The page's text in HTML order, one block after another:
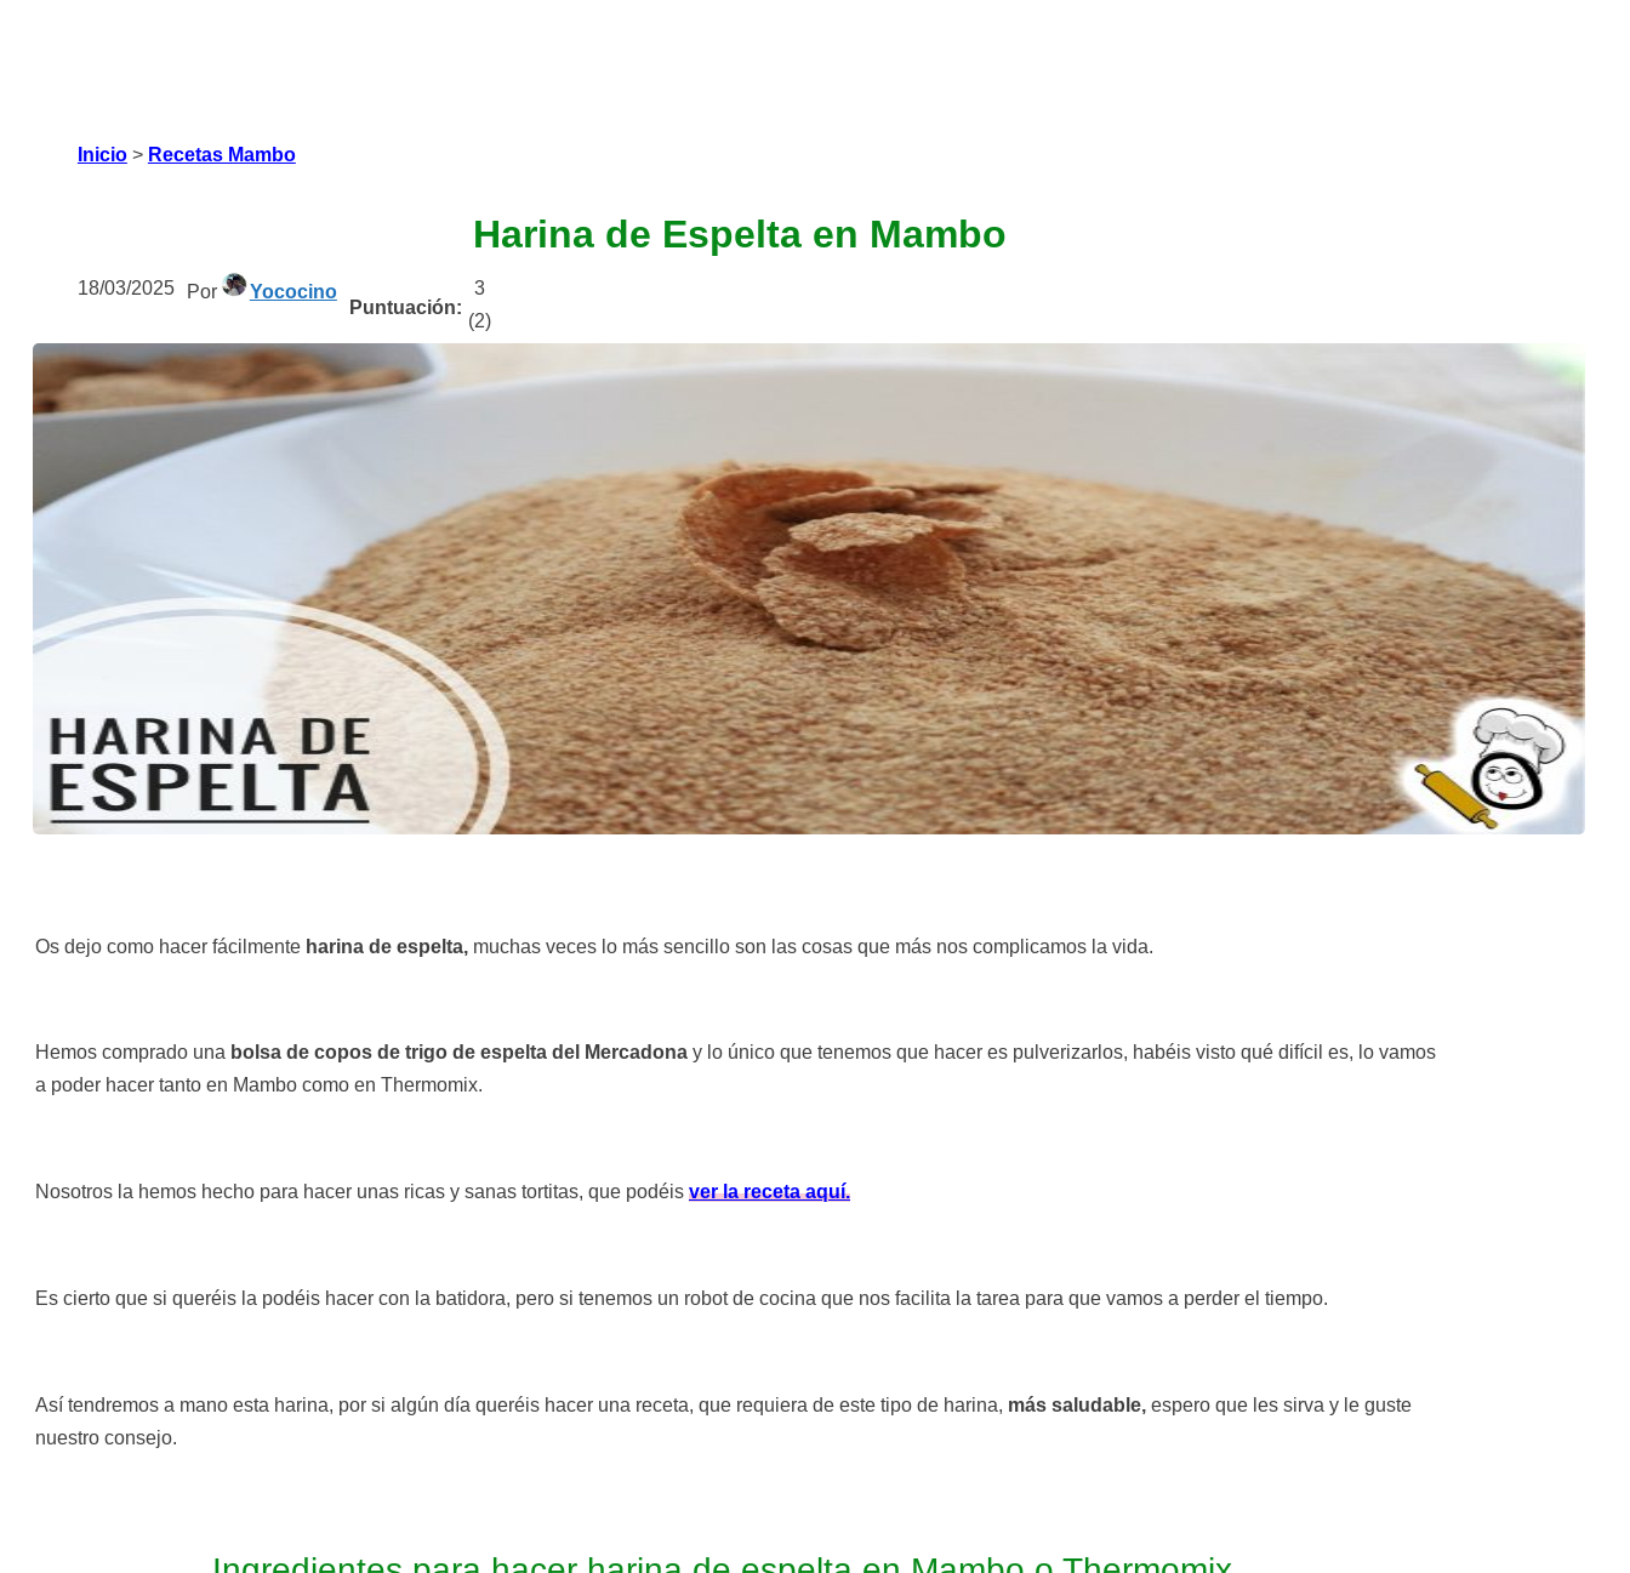
Inicio> Recetas Mambo
Harina de Espelta en Mambo
18/03/2025 Por Yococino
Puntuación:
3
(2)
Os dejo como hacer fácilmente harina de espelta, muchas veces lo más sencillo son las cosas que más nos complicamos la vida.
Hemos comprado una bolsa de copos de trigo de espelta del Mercadona y lo único que tenemos que hacer es pulverizarlos, habéis visto qué difícil es, lo vamos
a poder hacer tanto en Mambo como en Thermomix.
Nosotros la hemos hecho para hacer unas ricas y sanas tortitas, que podéis ver la receta aquí.
Es cierto que si queréis la podéis hacer con la batidora, pero si tenemos un robot de cocina que nos facilita la tarea para que vamos a perder el tiempo.
Así tendremos a mano esta harina, por si algún día queréis hacer una receta, que requiera de este tipo de harina, más saludable, espero que les sirva y le guste
nuestro consejo.